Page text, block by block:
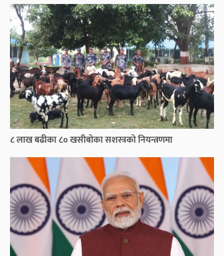
८ लाख बढीका ८० खसीबोका सशस्त्रको नियन्त्रणमा